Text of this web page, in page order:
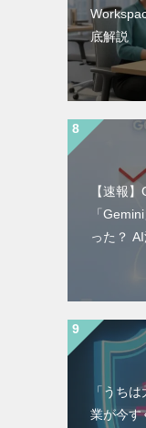
底解説
【速報
「
った？
「うち
業が今す